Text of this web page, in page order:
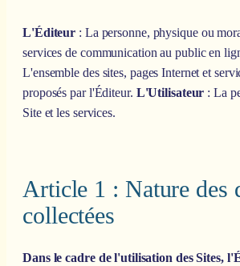
L'Éditeur : La personne, physique ou
services de communication au public en
L'ensemble des sites, pages Internet et
proposés par l'Éditeur. L'Utilisateur : La
Site et les services.
Article 1 : Nature des
collectées
Dans le cadre de l'utilisation des Sites,